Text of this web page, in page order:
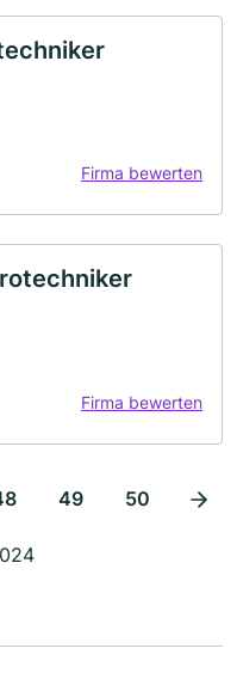
Firma bewerten
Firma bewerten
49 50